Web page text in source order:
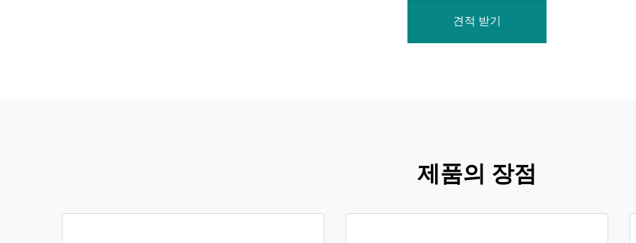
견적 받기
제품의 장점